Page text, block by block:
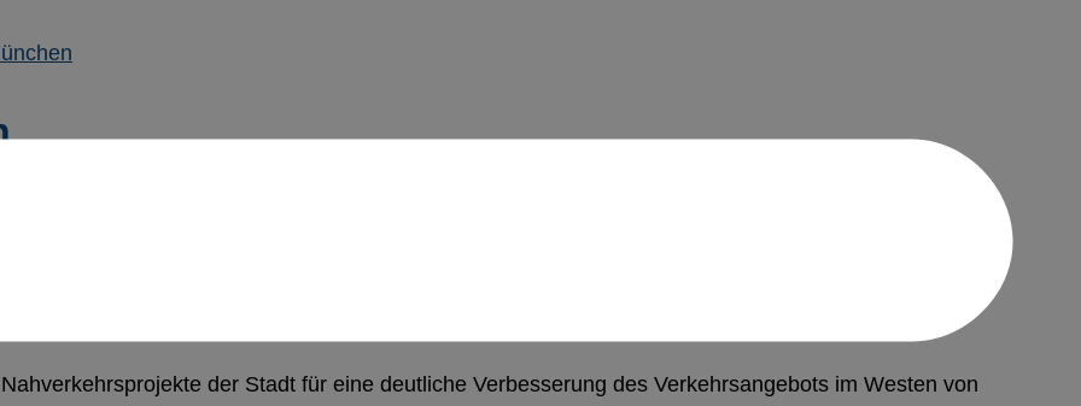
der Stadt für eine deutliche Verbesserung des Verkehrsangebots im Westen von